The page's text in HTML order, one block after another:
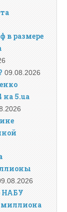
в размере
09.08.2026
5.ua
НАБУ
миллиона